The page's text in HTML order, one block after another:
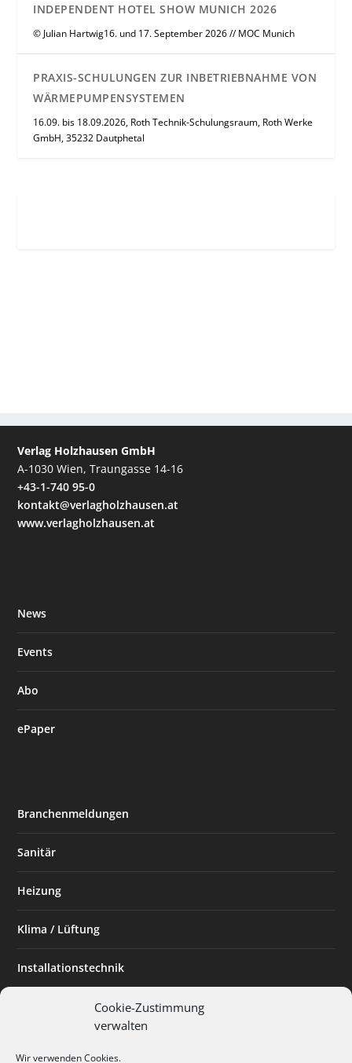
Cookie-Zustimmung
verwalten
Wir verwenden Cookies.
INDEPENDENT HOTEL SHOW MUNICH 2026
© Julian Hartwig16. und 17. September 2026 // MOC Munich
PRAXIS-SCHULUNGEN ZUR INBETRIEBNAHME VON
WÄRMEPUMPENSYSTEMEN
16.09. bis 18.09.2026, Roth Technik-Schulungsraum, Roth Werke
GmbH, 35232 Dautphetal
Verlag Holzhausen GmbH
A-1030 Wien, Traungasse 14-16
+43-1-740 95-0
kontakt@verlagholzhausen.at
www.verlagholzhausen.at
News
Events
Abo
ePaper
Branchenmeldungen
Sanitär
Heizung
Klima / Lüftung
Installationstechnik
Planen & Bauen